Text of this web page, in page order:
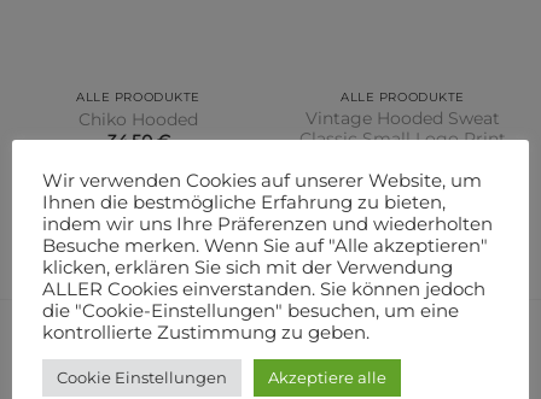
ALLE PROODUKTE
Chiko Hooded
34,50€
AUSFÜHRUNG WÄHLEN
Dieses
Produkt
weist
mehrere
Varianten
auf.
Die
Optionen
zzgl.Versandkosten
ALLE PROODUKTE
Vintage Hooded Sweat
Classic Small Logo Print
AUSFÜHRUNG WÄHLEN
Dieses
Produkt
weist
mehrere
zzgl. Versandkosten
Wir verwenden Cookies auf unserer Website, um
Ihnen die bestmögliche Erfahrung zu bieten,
indem wir uns Ihre Präferenzen und wiederholten
Besuche merken. Wenn Sie auf "Alle akzeptieren"
klicken, erklären Sie sich mit der Verwendung
ALLER Cookies einverstanden. Sie können jedoch
die "Cookie-Einstellungen" besuchen, um eine
kontrollierte Zustimmung zu geben.
Cookie Einstellungen Akzeptiere alle